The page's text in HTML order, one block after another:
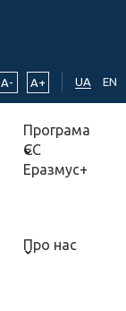
A- A+ UA EN
Програма
ЄС
Еразмус+
Про нас